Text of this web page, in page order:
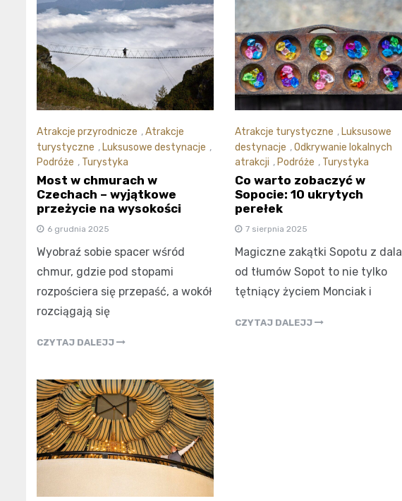
Atrakcje przyrodnicze ,Atrakcje
turystyczne , Luksusowe destynacje ,
Podróże , Turystyka
Most w chmurach w
Czechach – wyjątkowe
przeżycie na wysokości
6 grudnia 2025
Wyobraź sobie spacer wśród
chmur, gdzie pod stopami
rozpościera się przepaść, a wokół
rozciągają się
CZYTAJ DALEJJ
Atrakcje turystyczne , Luksusowe
destynacje ,Odkrywanie lokalnych
atrakcji , Podróże , Turystyka
Co warto zobaczyć w
Sopocie: 10 ukrytych
perełek
7 sierpnia 2025
Magiczne zakątki Sopotu z dala
od tłumów Sopot to nie tylko
tętniący życiem Monciak i
CZYTAJ DALEJJ